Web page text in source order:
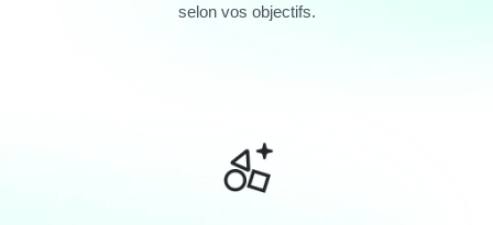
selon vos objectifs.